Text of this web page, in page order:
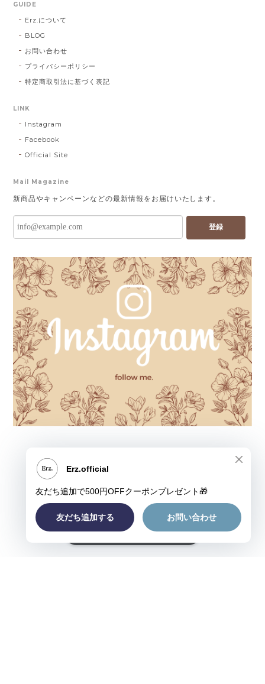
GUIDE
Erz.について
BLOG
お問い合わせ
プライバシーポリシー
特定商取引法に基づく表記
LINK
Instagram
Facebook
Official Site
Mail Magazine
新商品やキャンペーンなどの最新情報をお届けいたします。
登録
ショップに質問する